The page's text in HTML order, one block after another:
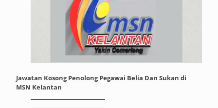
Jawatan Kosong Penolong Pegawai Belia Dan Sukan di
MSN Kelantan